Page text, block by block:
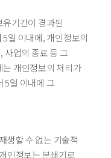
기간이 경과된
일 이내에, 개인정보의
사업의 종료 등 그
개인정보의 처리가
5일 이내에 그
생할 수 없는 기술적
인정보는 분쇄기로